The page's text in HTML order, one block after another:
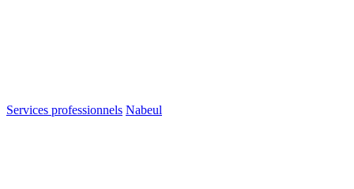
Services professionnels Nabeul